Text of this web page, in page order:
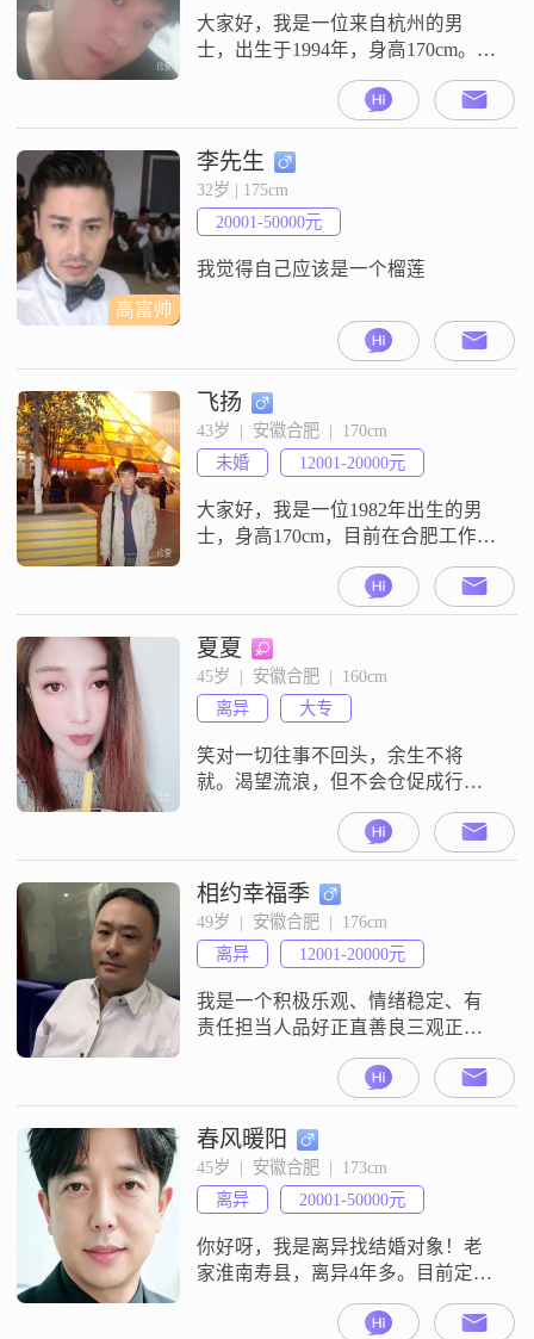
与人沟通。我的家庭观念很强，认
为家庭
大家好，我是一位来自杭州的男
士，出生于1994年，身高170cm。我
的月收入在3001到5000元之间，目
前从事一份稳定的工作。虽然我的
学历是高中及以下，但我一直保持
着学习和进步的态度。我性格稳重
可靠，对待生活和工作都非常认真
负责。在我的价值观中，家庭始终
是第一位的，我会尽自己最大的努
力去维护和经营家庭关系。我热爱
高富帅
李先生
32岁 | 175cm
20001-50000元
我觉得自己应该是一个榴莲
飞扬
43岁  |  安徽合肥  |  170cm
未婚
12001-20000元
大家好，我是一位1982年出生的男
士，身高170cm，目前在合肥工作。
我的月收入在12001到20000元之
间，学历是大专。我性格外向，喜
欢与人交流，也善于倾听他人的想
法和感受。在日常生活中，我表现
出很强的责任感，无论是工作还是
生活，我都会尽力去做好每一件事
情。我对待事物非常耐心和包容，
不容易被外界的纷扰所影响。我认
为
夏夏
45岁  |  安徽合肥  |  160cm
离异
大专
笑对一切往事不回头，余生不将
就。渴望流浪，但不会仓促成行，
渴望幸福但不能刻意求索。好姑
凉，一定要学会让自己的能力配的
上自己的梦想，让自己的才情配得
上自己信仰。。。
相约幸福季
49岁  |  安徽合肥  |  176cm
离异
12001-20000元
我是一个积极乐观、情绪稳定、有
责任担当人品好正直善良三观正的
人，男女边界感超强，于2021年成
立了自己的食品公司创业（安徽修
齐食品有限公司），希望对方是一
个热爱生活，性格温和，忠于爱情
的人，幸福快乐在一起享受完余
生。比我年龄大的不能接受，要求
去外地定居的不能接受。（我兄弟
姐妹及父母都在合肥定居）本人
2018年离婚的，共
春风暖阳
45岁  |  安徽合肥  |  173cm
离异
20001-50000元
你好呀，我是离异找结婚对象！老
家淮南寿县，离异4年多。目前定居
合肥高新区。房子全款，一个奔驰
代步车！不抽烟不喝酒不赌博！喜